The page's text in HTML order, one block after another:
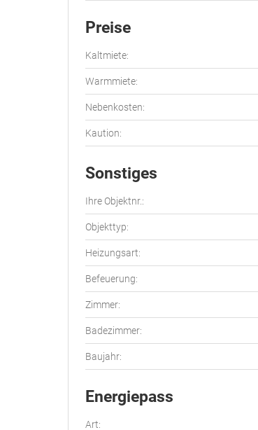
Preise
Kaltmiete:
Warmmiete:
Nebenkosten:
Kaution:
Sonstiges
Ihre Objektnr.:
Objekttyp:
Heizungsart:
Befeuerung:
Zimmer:
Badezimmer:
Baujahr:
Energiepass
Art: